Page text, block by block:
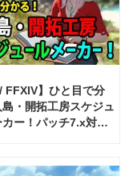
/ FFXIV】ひと目で分
・開拓工房スケジュ
カー！パッチ7.x対応